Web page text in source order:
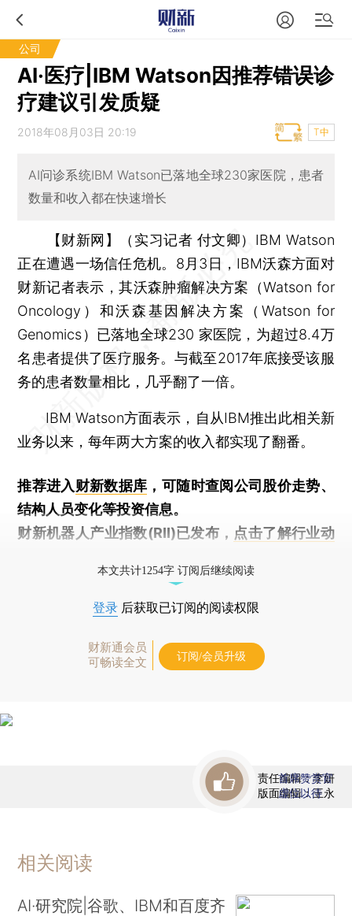
公司
AI·医疗|IBM Watson因推荐错误诊
疗建议引发质疑
2018年08月03日 20:19 T中
AI问诊系统IBM Watson已落地全球230家医院，患者
数量和收入都在快速增长
【财新网】（实习记者 付文卿） IBM Watson
正在遭遇一场信任危机。8月3日，IBM沃森方面对
财新记者表示，其沃森肿瘤解决方案（Watson for
Oncology）和沃森基因解决方案（Watson for
Genomics）已落地全球230 家医院，为超过8.4万
名患者提供了医疗服务。与截至2017年底接受该服
务的患者数量相比，几乎翻了一倍。
IBM Watson方面表示，自从IBM推出此相关新
业务以来，每年两大方案的收入都实现了翻番。
推荐进入财新数据库 ，可随时查阅公司股价走势、
结构人员变化等投资信息。
财新机器人产业指数(RII)已发布， 点击了解行业动
本文共计1254字 订阅后继续阅读
登录 后获取已订阅的阅读权限
财新通会员
可畅读全文
订阅/会员升级
责任编辑：李妍
版面编辑：王永
首席赞赏官
虚位以待
相关阅读
AI·研究院|谷歌、IBM和百度齐